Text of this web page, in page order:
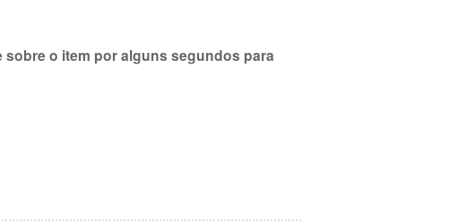
o item por alguns segundos para